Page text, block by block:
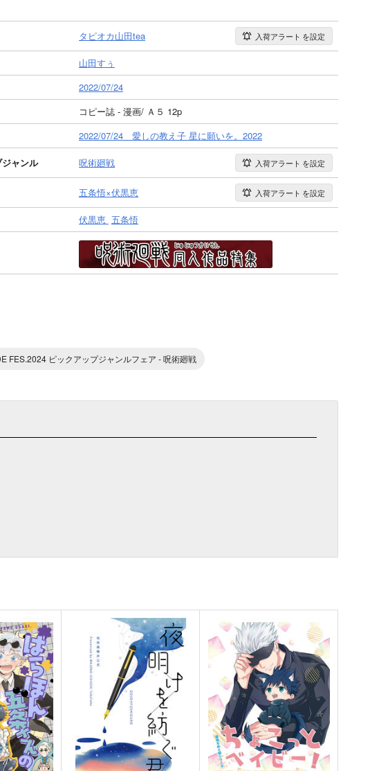
タピオカ山田tea 入荷アラート を設定
山田すぅ
2022/07/24
コピー誌 - 漫画/ Ａ５ 12p
2022/07/24 愛しの教え子 星に願いを。2022
ャンル 呪術廻戦 入荷アラート を設定
五条悟×伏黒恵 入荷アラート を設定
伏黒恵 五条悟
FES.2024 ピックアップジャンルフェア - 呪術廻戦